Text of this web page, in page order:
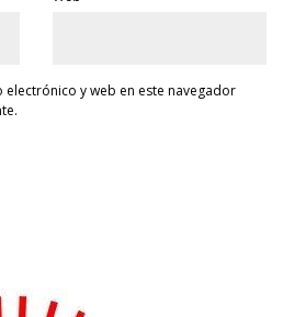
y web en este navegador